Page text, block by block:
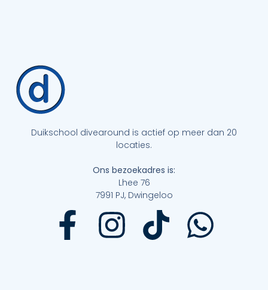
Duikschool divearound is actief op meer dan 20
locaties.
Ons bezoekadres is:
Lhee 76
7991 PJ, Dwingeloo